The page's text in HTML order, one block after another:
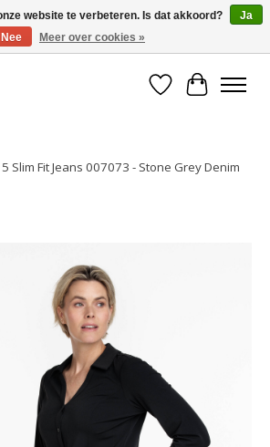
Verlanglijst
5 Slim Fit Jeans 007073 - Stone Grey Denim
website te verbeteren. Is dat akkoord?
Ja
Nee
Meer over cookies »